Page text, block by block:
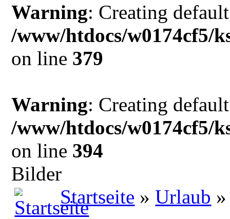
Warning: Creating
/www/htdocs/w0174cf5/
on line 379
Warning: Creating
/www/htdocs/w0174cf5/
on line 394
Bilder
Startseite »Urlaub